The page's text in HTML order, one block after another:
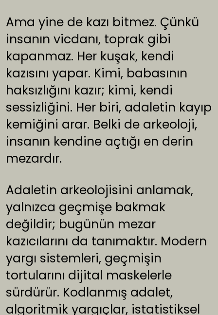
Ama yine de kazı bitmez. Çünkü
insanın vicdanı, toprak gibi
kapanmaz. Her kuşak, kendi
kazısını yapar. Kimi, babasının
haksızlığını kazır; kimi, kendi
sessizliğini. Her biri, adaletin kayıp
kemiğini arar. Belki de arkeoloji,
insanın kendine açtığı en derin
mezardır.
Adaletin arkeolojisini anlamak,
yalnızca geçmişe bakmak
değildir; bugünün mezar
kazıcılarını da tanımaktır. Modern
yargı sistemleri, geçmişin
tortularını dijital maskelerle
sürdürür. Kodlanmış adalet,
algoritmik yargıçlar, istatistiksel